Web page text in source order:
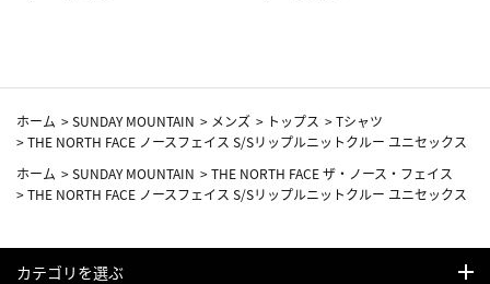
ホーム >SUNDAY MOUNTAIN > メンズ > トップス >Tシャツ
>THE NORTH FACE ノースフェイス S/Sリップルニットクルー ユニセックス
ホーム >SUNDAY MOUNTAIN >THE NORTH FACE ザ・ノース・フェイス
>THE NORTH FACE ノースフェイス S/Sリップルニットクルー ユニセックス
カテゴリを選ぶ